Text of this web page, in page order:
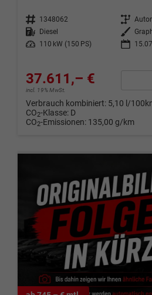
Fahrzeugnr. 1348062 Getriebe
Kraftstoff Diesel Außenfarbe
Leistung
110 kW (150 PS)
37.611,– €
incl. 19% MwSt.
Verbrauch kombiniert: 5,10 l/
CO2-Klasse: D
CO2-Emissionen: 135,00 g/km